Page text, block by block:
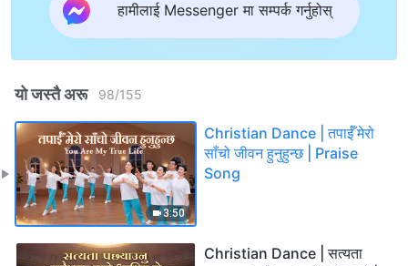
हामीलाई Messenger मा सम्पर्क गर्नुहोस्
यो जस्तै अरू 98/155
3:50
Christian Dance | तपाईँ मेरो
साँचो जीवन हुनुहुन्छ | Praise
Song
Christian Dance | सत्यता